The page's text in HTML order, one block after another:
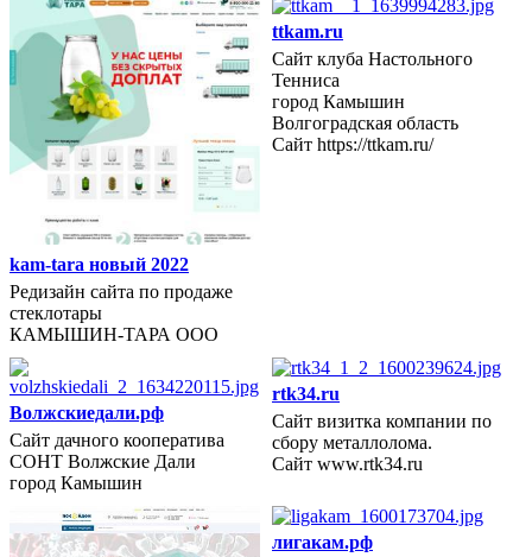
kam-tara новый 2022
Редизайн сайта по продаже
стеклотары
КАМЫШИН-ТАРА ООО
2021 год
ttkam.ru
Сайт клуба Настольного
Тенниса
город Камышин
Волгоградская область
Сайт https://ttkam.ru/
Волжскиедали.рф
Сайт дачного кооператива
СОНТ Волжские Дали
город Камышин
2020 год
rtk34.ru
Сайт визитка компании по
сбору металлолома.
Сайт www.rtk34.ru
лигакам.рф